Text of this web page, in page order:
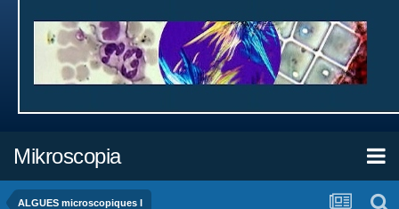
Mikroscopia
ALGUES microscopiques I